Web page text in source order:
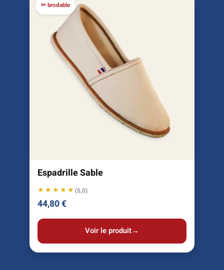
✂ brodable
Espadrille Sable
★★★★★
★★★★★(5,0)
44,80€
Voir le produit→